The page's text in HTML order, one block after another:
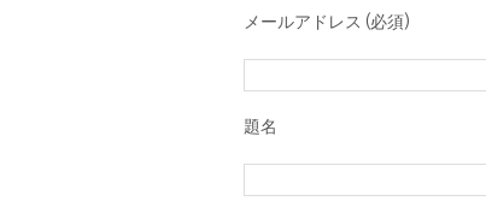
メールアドレス (必須)
題名